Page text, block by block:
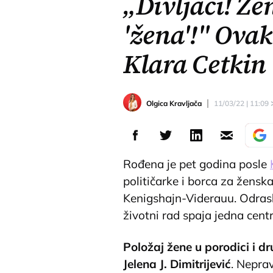
'žena'!"
Klara Cetkin
Olgica Kravljača 11/03/22 | 11:09
Rođena je pet godina posle
političarke i borca za
Kenigshajn-Viderauu.
životni rad spaja jedna
Položaj žene u porodici i
Jelena J. Dimitrijević.